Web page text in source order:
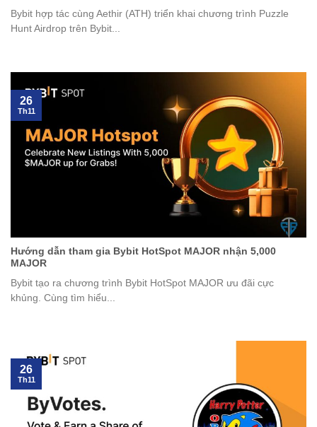
Bybit hợp tác cùng Aethir (ATH) triển khai chương trình Puzzle
Hunt Airdrop trên Bybit...
Hướng dẫn tham gia Bybit HotSpot MAJOR nhận 5,000
MAJOR
Bybit tạo ra chương trình Bybit HotSpot MAJOR ưu đãi cực
khủng. Cùng tìm hiểu...
26
Th11
26
Th11